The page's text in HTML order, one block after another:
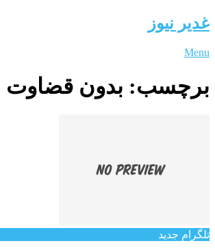
غدیر نیوز
Menu
برچسب: بدون قضاوت
تلگرام جدید